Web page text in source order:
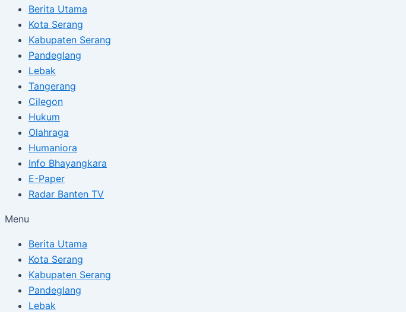
Berita Utama
Kota Serang
Kabupaten Serang
Pandeglang
Lebak
Tangerang
Cilegon
Hukum
Olahraga
Humaniora
Info Bhayangkara
E-Paper
Radar Banten TV
Menu
Berita Utama
Kota Serang
Kabupaten Serang
Pandeglang
Lebak